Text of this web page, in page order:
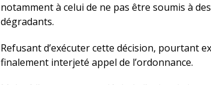
notamment à celui de ne pas être soumis à
dégradants.
Refusant d’exécuter cette décision, pourtant
finalement interjeté appel de l’ordonnance.